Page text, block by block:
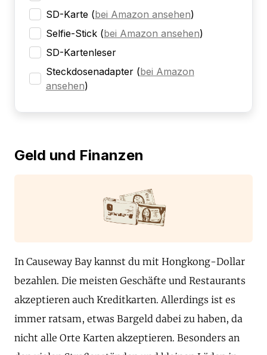
SD-Karte (bei Amazon ansehen)
Selfie-Stick (bei Amazon ansehen)
SD-Kartenleser
Steckdosenadapter (bei Amazon
ansehen)
Geld und Finanzen
In Causeway Bay kannst du mit Hongkong-Dollar
bezahlen. Die meisten Geschäfte und Restaurants
akzeptieren auch Kreditkarten. Allerdings ist es
immer ratsam, etwas Bargeld dabei zu haben, da
nicht alle Orte Karten akzeptieren. Besonders an